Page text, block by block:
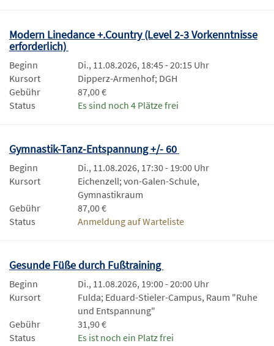
Modern Linedance +.Country (Level 2-3 Vorkenntnisse
erforderlich)
Beginn
Di., 11.08.2026, 18:45 - 20:15 Uhr
Kursort
Dipperz-Armenhof; DGH
Gebühr
87,00 €
Status
Es sind noch 4 Plätze frei
Gymnastik-Tanz-Entspannung +/- 60
Beginn
Di., 11.08.2026, 17:30 - 19:00 Uhr
Kursort
Eichenzell; von-Galen-Schule,
Gymnastikraum
Gebühr
87,00 €
Status
Anmeldung auf Warteliste
Gesunde Füße durch Fußtraining
Beginn
Di., 11.08.2026, 19:00 - 20:00 Uhr
Kursort
Fulda; Eduard-Stieler-Campus, Raum "Ruhe
und Entspannung"
Gebühr
31,90 €
Status
Es ist noch ein Platz frei